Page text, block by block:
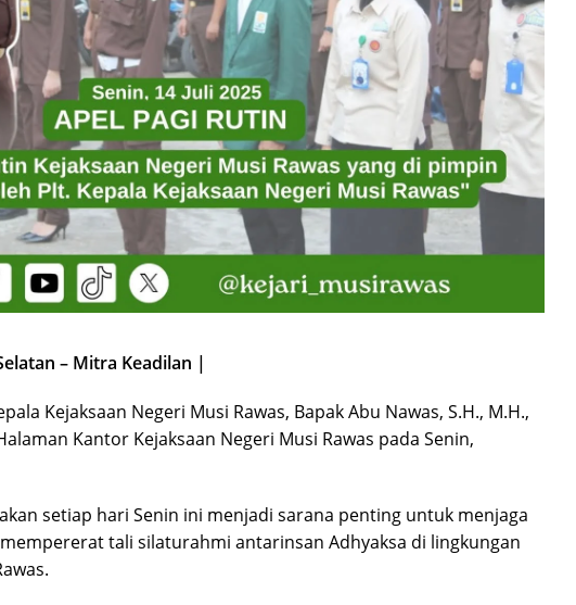
– Mitra Keadilan |
Kejaksaan Negeri Musi Rawas, Bapak Abu Nawas, S.H., M.H.,
Kantor Kejaksaan Negeri Musi Rawas pada Senin,
setiap hari Senin ini menjadi sarana penting untuk menjaga
tali silaturahmi antarinsan Adhyaksa di lingkungan